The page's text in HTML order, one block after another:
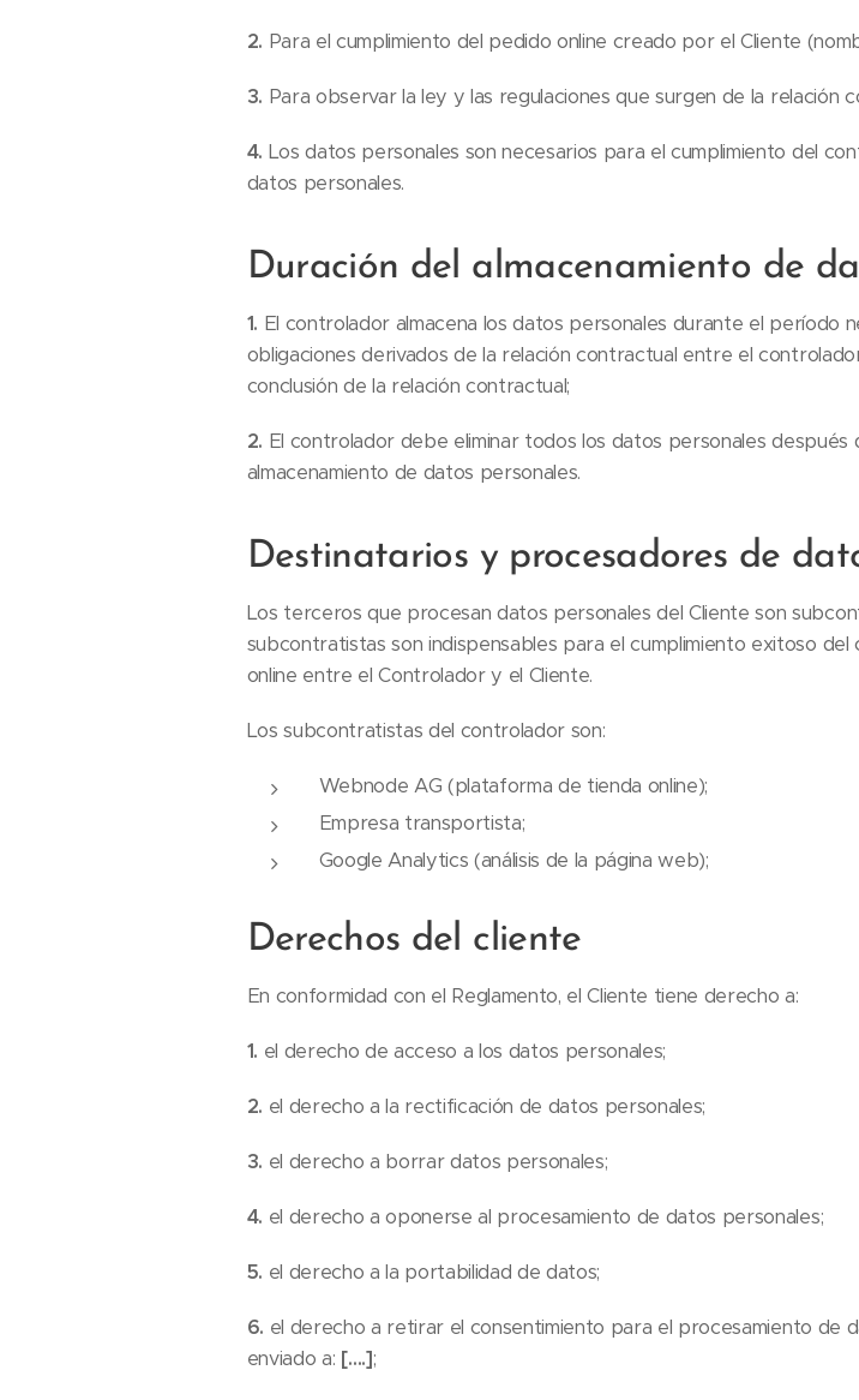
2. Para el cumplimiento del pedido online creado por el Cliente
3. Para observar la ley y las regulaciones que surgen de la relación
4. Los datos personales son necesarios para el cumplimiento del
datos personales.
Duración del almacenamiento de
1. El controlador almacena los datos personales durante el período
obligaciones derivados de la relación contractual entre el
conclusión de la relación contractual;
2. El controlador debe eliminar todos los datos personales
almacenamiento de datos personales.
Destinatarios y procesadores de
Los terceros que procesan datos personales del Cliente son
subcontratistas son indispensables para el cumplimiento exitoso
online entre el Controlador y el Cliente.
Los subcontratistas del controlador son:
Webnode AG (plataforma de tienda online);
Empresa transportista;
Google Analytics (análisis de la página web);
Derechos del cliente
En conformidad con el Reglamento, el Cliente tiene derecho a:
1. el derecho de acceso a los datos personales;
2. el derecho a la rectificación de datos personales;
3. el derecho a borrar datos personales;
4. el derecho a oponerse al procesamiento de datos personales;
5. el derecho a la portabilidad de datos;
6. el derecho a retirar el consentimiento para el procesamiento
enviado a: [….];